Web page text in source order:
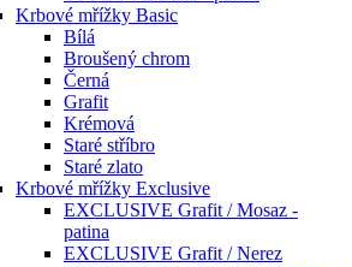
Krbové mřížky Basic
Bílá
Broušený chrom
Černá
Grafit
Krémová
Staré stříbro
Staré zlato
Krbové mřížky Exclusive
EXCLUSIVE Grafit / Mosaz -
patina
EXCLUSIVE Grafit / Nerez